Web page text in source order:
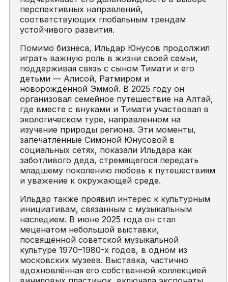
перспективных направлений,
соответствующих глобальным трендам
устойчивого развития.
Помимо бизнеса, Ильдар Юнусов продолжил
играть важную роль в жизни своей семьи,
поддерживая связь с сыном Тимати и его
детьми — Алисой, Ратмиром и
новорождённой Эммой. В 2025 году он
организовал семейное путешествие на Алтай,
где вместе с внуками и Тимати участвовал в
экологическом туре, направленном на
изучение природы региона. Эти моменты,
запечатлённые Симоной Юнусовой в
социальных сетях, показали Ильдара как
заботливого деда, стремящегося передать
младшему поколению любовь к путешествиям
и уважение к окружающей среде.
Ильдар также проявил интерес к культурным
инициативам, связанным с музыкальным
наследием. В июне 2025 года он стал
меценатом небольшой выставки,
посвящённой советской музыкальной
культуре 1970–1980-х годов, в одном из
московских музеев. Выставка, частично
вдохновлённая его собственной коллекцией